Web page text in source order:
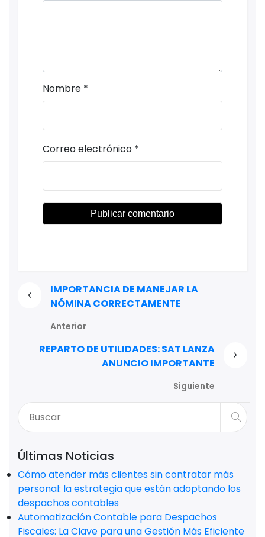
Nombre *
Correo electrónico *
IMPORTANCIA DE MANEJAR LA
NÓMINA CORRECTAMENTE
Anterior
REPARTO DE UTILIDADES: SAT LANZA
ANUNCIO IMPORTANTE
Siguiente
Últimas Noticias
Cómo atender más clientes sin contratar más
personal: la estrategia que están adoptando los
despachos contables
Automatización Contable para Despachos
Fiscales: La Clave para una Gestión Más Eficiente